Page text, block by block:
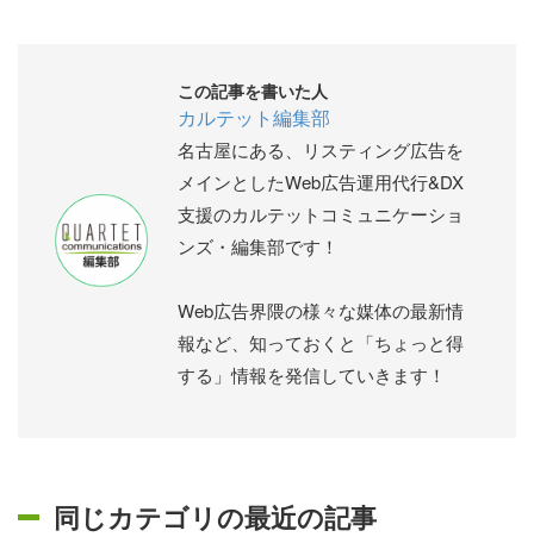
この記事を書いた人
カルテット編集部
名古屋にある、リスティング広告を
メインとしたWeb広告運用代行&DX
支援のカルテットコミュニケーショ
ンズ・編集部です！
Web広告界隈の様々な媒体の最新情
報など、知っておくと「ちょっと得
する」情報を発信していきます！
同じカテゴリの最近の記事